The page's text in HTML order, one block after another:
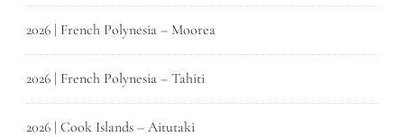
2026 | French Polynesia – Moorea
2026 | French Polynesia – Tahiti
2026 | Cook Islands – Aitutaki